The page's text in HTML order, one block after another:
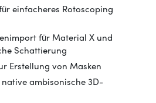
einfacheres Rotoscoping
für Material X und
Schattierung
Erstellung von Masken
ambisonische 3D-